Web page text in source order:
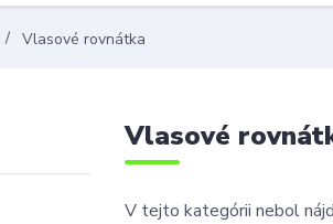
Vlasové rovnátka
Vlasové
V tejto kategórii nebol